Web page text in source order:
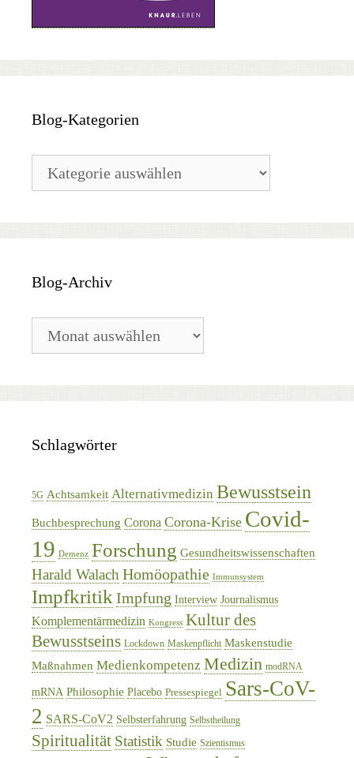
Blog-Kategorien
Kategorien
Blog-Archiv
Archiv
Schlagwörter
5G Achtsamkeit Alternativmedizin Bewusstsein
Buchbesprechung Corona Corona-Krise Covid-
19 Demenz Forschung Gesundheitswissenschaften
Harald Walach Homöopathie Immunsystem
Impfkritik Impfung Interview Journalismus
Komplementärmedizin Kongress Kultur des
Bewusstseins Lockdown Maskenpflicht Maskenstudie
Maßnahmen Medienkompetenz Medizin modRNA
mRNA Philosophie Placebo Pressespiegel Sars-CoV-
2 SARS-CoV2 Selbsterfahrung Selbstheilung
Spiritualität Statistik Studie Szientismus